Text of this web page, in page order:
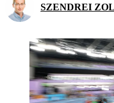
SZENDREI